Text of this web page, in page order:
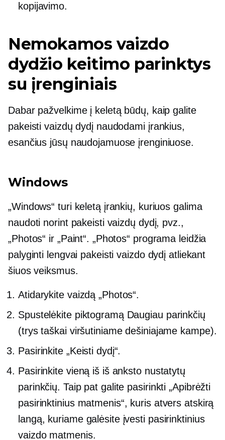
kopijavimo.
Nemokamos vaizdo
dydžio keitimo parinktys
su įrenginiais
Dabar pažvelkime į keletą būdų, kaip galite
pakeisti vaizdų dydį naudodami įrankius,
esančius jūsų naudojamuose įrenginiuose.
Windows
„Windows“ turi keletą įrankių, kuriuos galima
naudoti norint pakeisti vaizdų dydį, pvz.,
„Photos“ ir „Paint“. „Photos“ programa leidžia
palyginti lengvai pakeisti vaizdo dydį atliekant
šiuos veiksmus.
Atidarykite vaizdą „Photos“.
Spustelėkite piktogramą Daugiau parinkčių
(trys taškai viršutiniame dešiniajame kampe).
Pasirinkite „Keisti dydį“.
Pasirinkite vieną iš iš anksto nustatytų
parinkčių. Taip pat galite pasirinkti „Apibrėžti
pasirinktinius matmenis“, kuris atvers atskirą
langą, kuriame galėsite įvesti pasirinktinius
vaizdo matmenis.